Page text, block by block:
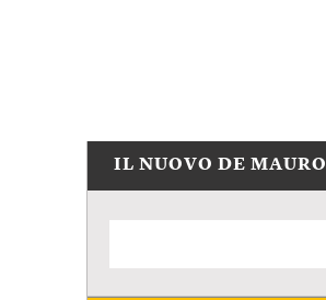
IL NUOVO DE MAURO